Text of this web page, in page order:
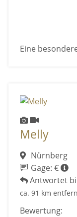
Eine
Melly
Nürnberg
Gage: €
Antwortet
ca. 91 km
Bewertung: